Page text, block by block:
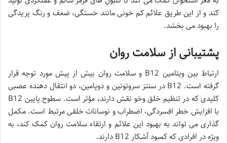
کند و از این طریق علائم کم خونی مانند خستگی، ضعف و رنگ پریدگی
را بهبود می بخشد.
پشتیبانی از سلامت روان
ارتباط بین ویتامین B12 و سلامت روان بیش از پیش مورد توجه قرار
گرفته است. B12 در سنتز سروتونین و دوپامین، دو انتقال دهنده عصبی
کلیدی که در تنظیم خلق وخو نقش دارند، مؤثر است. سطوح پایین B12
با افزایش خطر افسردگی، اضطراب و نوسانات خلقی مرتبط است. مکمل
گذاری می تواند به بهبود این علائم و ارتقاء سلامت روان کمک کند، به
ویژه در افرادی که کمبود آشکار B12 دارند.